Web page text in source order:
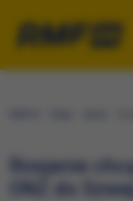
Rosjanie
ONZ do